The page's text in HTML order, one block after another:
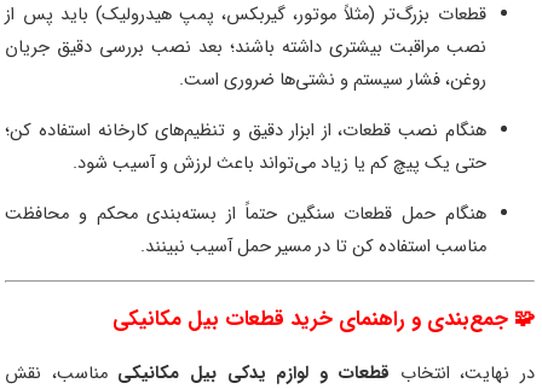
قطعات بزرگ‌تر (مثلاً موتور، گیربکس، پمپ هیدرولیک) باید پس از
نصب مراقبت بیشتری داشته باشند؛ بعد نصب بررسی دقیق جریان
روغن، فشار سیستم و نشتی‌ها ضروری است.
هنگام نصب قطعات، از ابزار دقیق و تنظیم‌های کارخانه استفاده کن؛
حتی یک پیچ کم یا زیاد می‌تواند باعث لرزش و آسیب شود.
هنگام حمل قطعات سنگین حتماً از بسته‌بندی محکم و محافظت
مناسب استفاده کن تا در مسیر حمل آسیب نبینند.
🧩 جمع‌بندی و راهنمای خرید قطعات بیل مکانیکی
در نهایت، انتخاب قطعات و لوازم یدکی بیل مکانیکی مناسب، نقش